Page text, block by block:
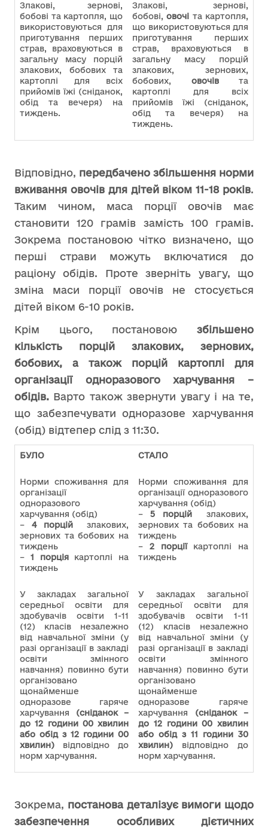
Злакові, зернові,
бобові та картопля, що
використовуються для
приготування перших
страв, враховуються в
загальну масу порцій
злакових, бобових та
картоплі для всіх
прийомів їжі (сніданок,
обід та вечеря) на
тиждень.
Злакові, зернові,
бобові, овочі та картопля,
що використовуються для
приготування перших
страв, враховуються в
загальну масу порцій
злакових, зернових,
бобових, овочівта
картоплі для всіх
прийомів їжі (сніданок,
обід та вечеря) на
тиждень.
Відповідно, передбачено збільшення норми
вживання овочів для дітей віком 11-18 років.
Таким чином, маса порції овочів має
становити 120 грамів замість 100 грамів.
Зокрема постановою чітко визначено, що
перші страви можуть включатися до
раціону обідів. Проте зверніть увагу, що
зміна маси порції овочів не стосується
дітей віком 6-10 років.
Крім цього, постановою збільшено
кількість порцій злакових, зернових,
бобових, а також порцій картоплі для
організації одноразового харчування –
обідів. Варто також звернути увагу і на те,
що забезпечувати одноразове харчування
(обід) відтепер слід з 11:30.
БУЛО СТАЛО
Норми споживання для
організації
одноразового
харчування (обід)
– 4 порційзлакових,
зернових та бобових на
тиждень
– 1 порціякартоплі на
тиждень
Норми споживання для
організації одноразового
харчування (обід)
–5 порційзлакових,
зернових та бобових на
тиждень
– 2 порціїкартоплі на
тиждень
У закладах загальної
середньої освіти для
здобувачів освіти 1-11
(12) класів незалежно
від навчальної зміни (у
разі організації в закладі
освіти змінного
навчання) повинно бути
організовано
щонайменше
одноразове гаряче
харчування (сніданок –
до 12 години 00 хвилин
або обід з 12 години 00
хвилин) відповідно до
норм харчування.
У закладах загальної
середньої освіти для
здобувачів освіти 1-11
(12) класів незалежно
від навчальної зміни (у
разі організації в закладі
освіти змінного
навчання) повинно бути
організовано
щонайменше
одноразове гаряче
харчування (сніданок –
до 12 години 00 хвилин
або обід з 11 години 30
хвилин) відповідно до
норм харчування.
Зокрема, постанова деталізує вимоги щодо
забезпечення особливих дієтичних